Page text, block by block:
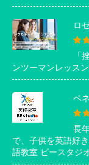
ロ
「
ンツーマンレッス
ベ
長
で、子供を英語好
語教室 ビースタジオ